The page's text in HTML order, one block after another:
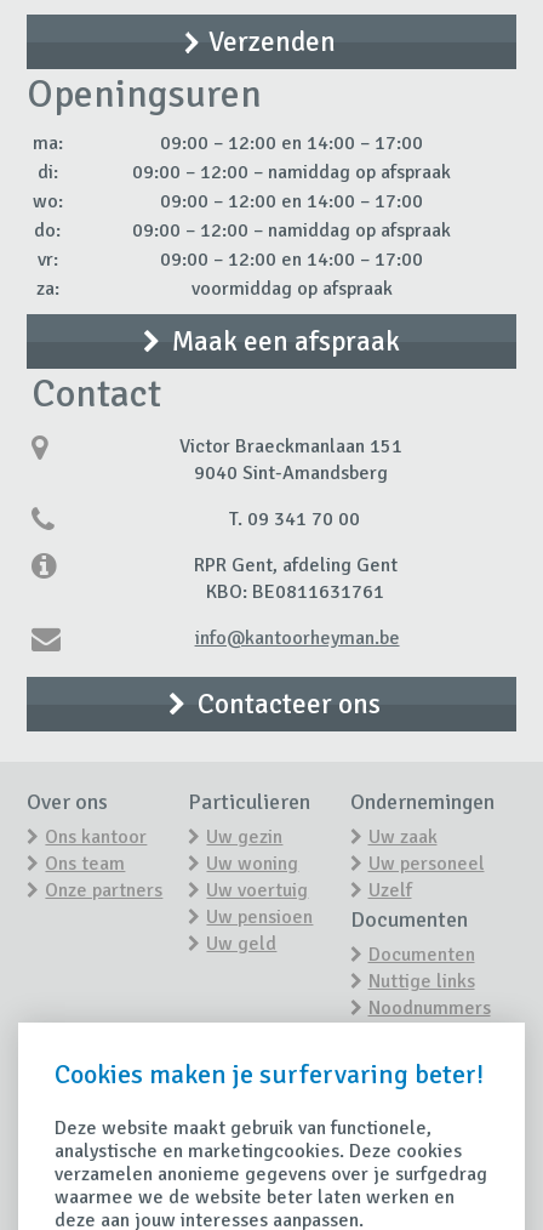
Openingsuren
ma:
09:00 – 12:00 en 14:00 – 17:00
di:
09:00 – 12:00 – namiddag op afspraak
wo:
09:00 – 12:00 en 14:00 – 17:00
do:
09:00 – 12:00 – namiddag op afspraak
vr:
09:00 – 12:00 en 14:00 – 17:00
za:
voormiddag op afspraak
Maak een afspraak
Contact
Victor Braeckmanlaan 151
9040 Sint-Amandsberg
T. 09 341 70 00
RPR Gent, afdeling Gent
KBO: BE0811631761
info@kantoorheyman.be
Contacteer ons
Over ons
Ons kantoor
Ons team
Onze partners
Particulieren
Uw gezin
Uw woning
Uw voertuig
Uw pensioen
Uw geld
Ondernemingen
Uw zaak
Uw personeel
Uzelf
Documenten
Documenten
Nuttige links
Noodnummers
Tips
Handige tips
Contacteer ons
afspraak
Schade
Schade
Cookies maken je surfervaring beter!
Deze website maakt gebruik van functionele,
analystische en marketingcookies. Deze cookies
verzamelen anonieme gegevens over je surfgedrag
waarmee we de website beter laten werken en
deze aan jouw interesses aanpassen.